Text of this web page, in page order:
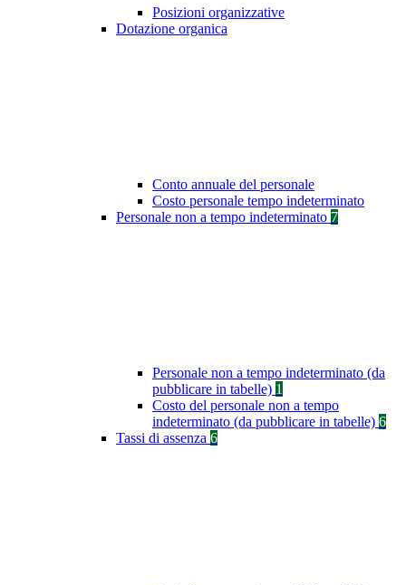
Posizioni organizzative
Dotazione organica
Conto annuale del personale
Costo personale tempo indeterminato
Personale non a tempo indeterminato 7
Personale non a tempo indeterminato (da
pubblicare in tabelle) 1
Costo del personale non a tempo
indeterminato (da pubblicare in tabelle) 6
Tassi di assenza 6